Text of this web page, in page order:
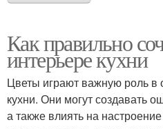
Как правильно
интерьере кухни
Цветы играют важную роль
кухни. Они могут создавать
а также влиять на